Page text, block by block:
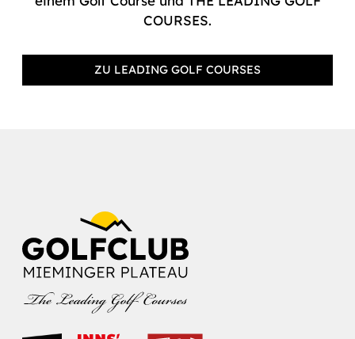
COURSES.
ZU LEADING GOLF COURSES